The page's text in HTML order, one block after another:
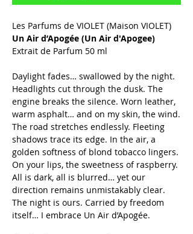
Les Parfums de VIOLET (Maison VIOLET)
Un Air d’Apogée (Un Air d'Apogee)
Extrait de Parfum 50 ml
Daylight fades… swallowed by the night.
Headlights cut through the dusk. The
engine breaks the silence. Worn leather,
warm asphalt… and on my skin, the wind.
The road stretches endlessly. Fleeting
shadows trace its edge. In the air, a
golden softness of blond tobacco lingers.
On your lips, the sweetness of raspberry.
All is dark, all is blurred… yet our
direction remains unmistakably clear.
The night is ours. Carried by freedom
itself… I embrace Un Air d’Apogée.